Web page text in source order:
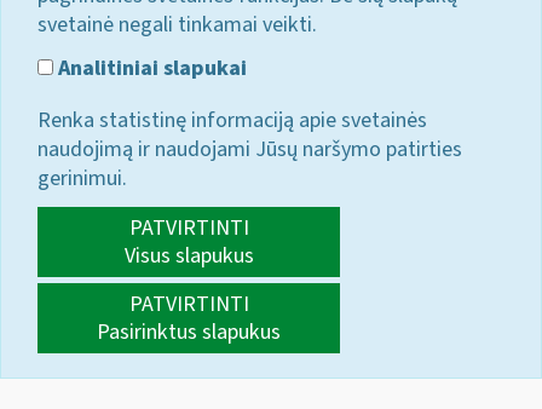
svetainė negali tinkamai veikti.
Analitiniai slapukai
Renka statistinę informaciją apie svetainės
naudojimą ir naudojami Jūsų naršymo patirties
gerinimui.
PATVIRTINTI
Visus slapukus
PATVIRTINTI
Pasirinktus slapukus